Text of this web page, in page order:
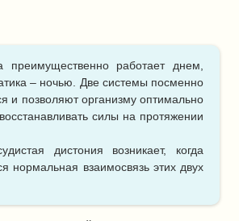
преимущественно работает днем,
– ночью. Две системы посменно
и позволяют организму оптимально
силы на протяжении
дистония возникает, когда
нормальная взаимосвязь этих двух